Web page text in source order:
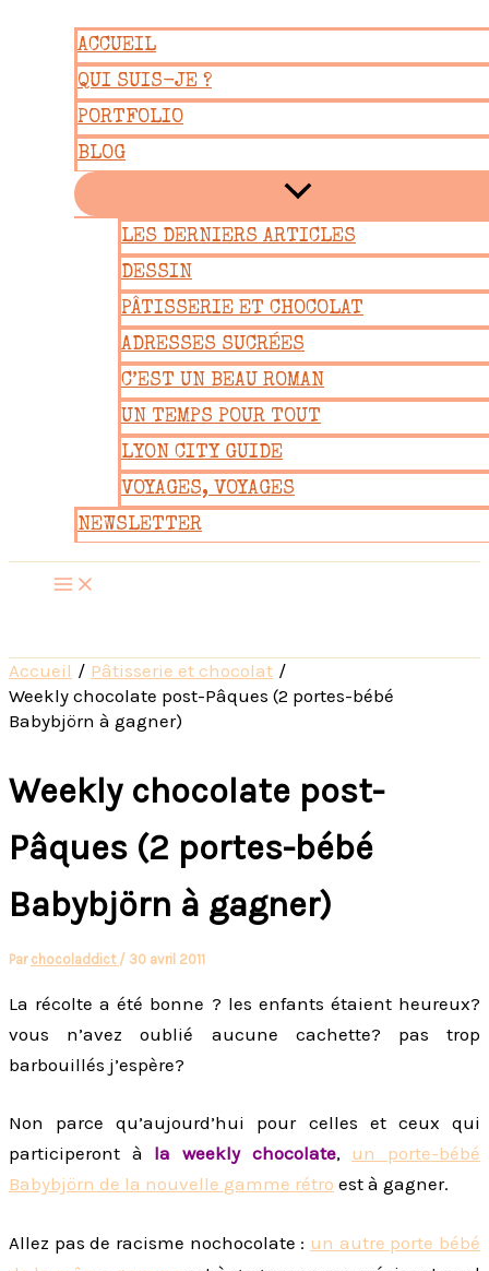
contenu
ACCUEIL
QUI SUIS-JE ?
PORTFOLIO
BLOG
LES DERNIERS ARTICLES
DESSIN
PÂTISSERIE ET CHOCOLAT
ADRESSES SUCRÉES
C’EST UN BEAU ROMAN
UN TEMPS POUR TOUT
LYON CITY GUIDE
VOYAGES, VOYAGES
NEWSLETTER
Accueil
Pâtisserie et chocolat
Weekly chocolate post-Pâques (2 portes-bébé
Babybjörn à gagner)
Weekly chocolate post-
Pâques (2 portes-bébé
Babybjörn à gagner)
Par chocoladdict / 30 avril 2011
La récolte a été bonne ? les enfants étaient heureux?
vous n’avez oublié aucune cachette? pas trop
barbouillés j’espère?
Non parce qu’aujourd’hui pour celles et ceux qui
participeront à la weekly chocolate, un porte-bébé
Babybjörn de la nouvelle gamme rétro est à gagner.
Allez pas de racisme nochocolate : un autre porte bébé